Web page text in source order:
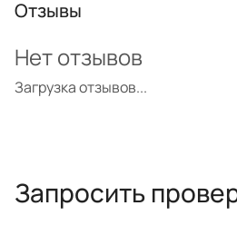
Отзывы
Загрузка отзывов...
Нет отзывов
Запросить